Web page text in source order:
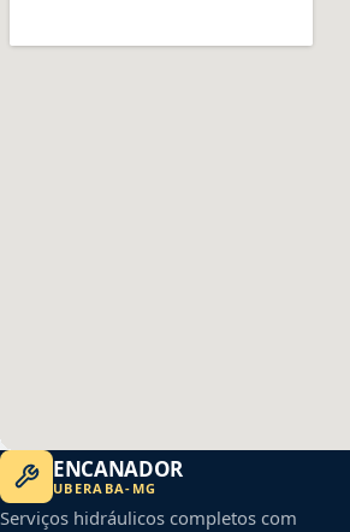
ENCANADOR
UBERABA- MG
Serviços hidráulicos completos com